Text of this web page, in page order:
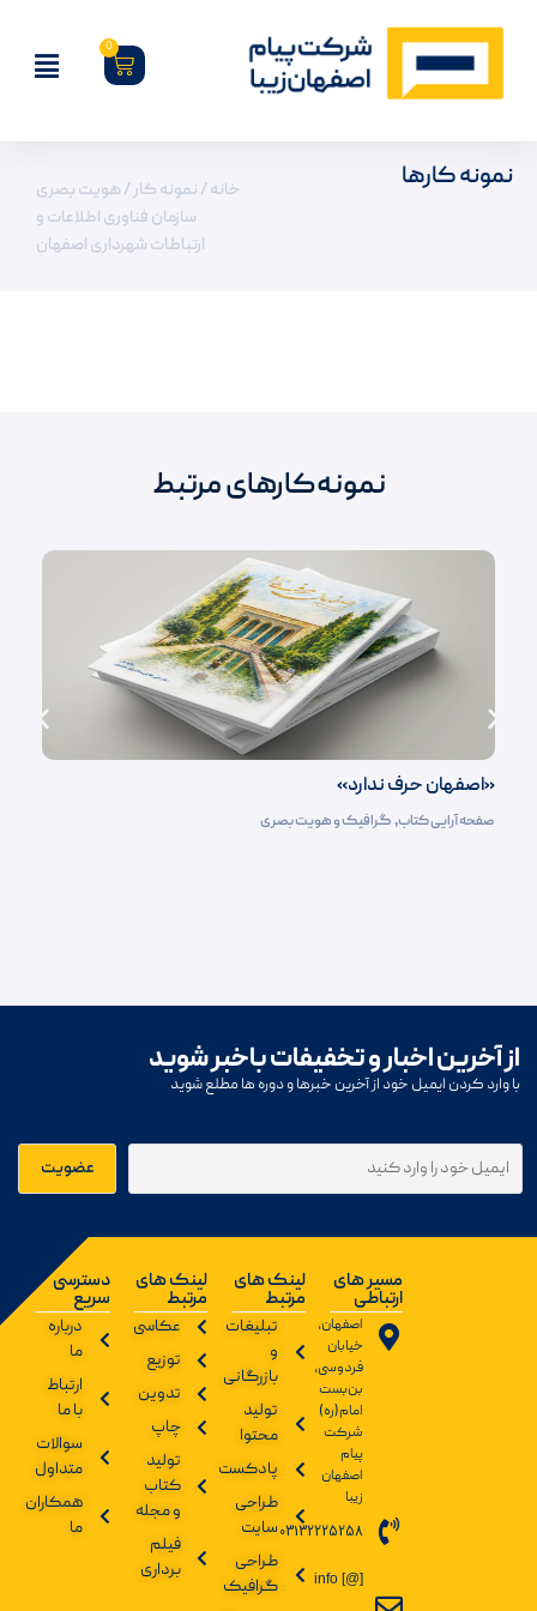
0
نمونه کارها خانه / نمونه کار/ هویت بصری
سازمان فناوری اطلاعات و
ارتباطات شهرداری اصفهان
نمونه‌کارهای مرتبط
«اصفهان حرف ندارد»
صفحه آرایی کتاب‌, گرافیک و هویت بصری
از آخرین اخبار و تخفیفات باخبر شوید
با وارد کردن ایمیل خود از آخرین خبرها و دوره ها مطلع شوید
مسیر های
ارتباطی
اصفهان،
خیابان
فردوسی،
بن‌بست
امام(ره)
شرکت
پیام
اصفهان
زیبا
03132225258
info [@]
لینک های
مرتبط
تبلیغات
و
بازرگانی
تولید
محتوا
پادکست
طراحی
سایت
طراحی
گرافیک
لینک های
مرتبط
عکاسی
توزیع
تدوین
چاپ
تولید
کتاب
و مجله
فیلم
برداری
دسترسی
سریع
درباره
ما
ارتباط
با ما
سوالات
متداول
همکاران
ما